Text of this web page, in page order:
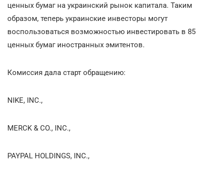
ценных бумаг на украинский рынок капитала. Таким
образом, теперь украинские инвесторы могут
воспользоваться возможностью инвестировать в 85
ценных бумаг иностранных эмитентов.
Комиссия дала старт обращению:
NIKE, INC.,
MERCK & CO., INC.,
PAYPAL HOLDINGS, INC.,